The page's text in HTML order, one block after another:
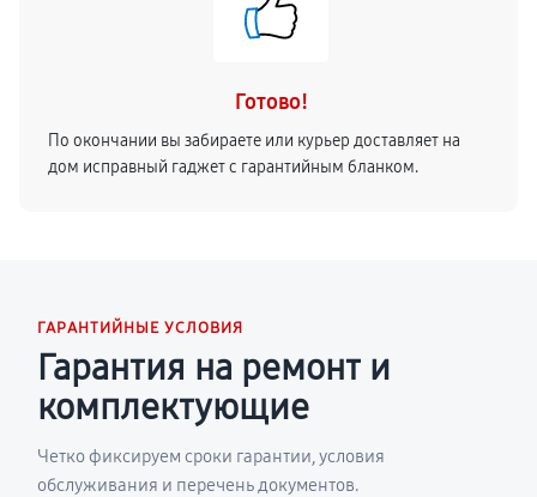
Готово!
По окончании вы забираете или курьер доставляет на
дом исправный гаджет с гарантийным бланком.
ГАРАНТИЙНЫЕ УСЛОВИЯ
Гарантия на ремонт и
комплектующие
Четко фиксируем сроки гарантии, условия
обслуживания и перечень документов.